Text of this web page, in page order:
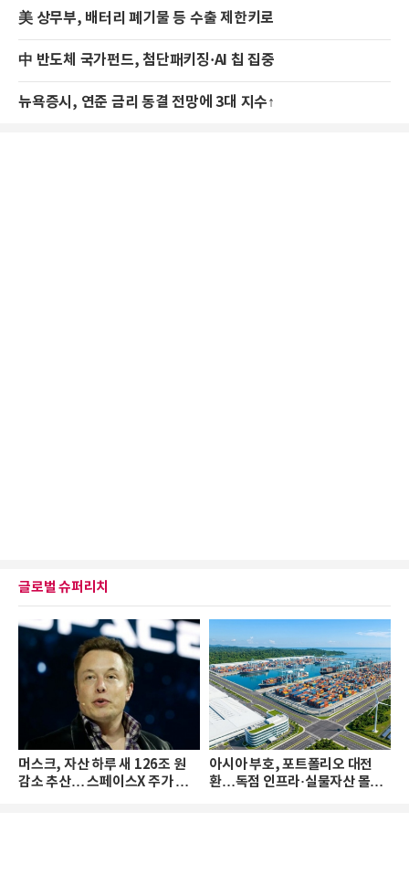
美 상무부, 배터리 폐기물 등 수출 제한키로
中 반도체 국가펀드, 첨단패키징·AI 칩 집중
뉴욕증시, 연준 금리 동결 전망에 3대 지수↑
글로벌 슈퍼리치
머스크, 자산 하루 새 126조 원
감소 추산… 스페이스X 주가 하
아시아 부호, 포트폴리오 대전
환…독점 인프라·실물자산 몰린